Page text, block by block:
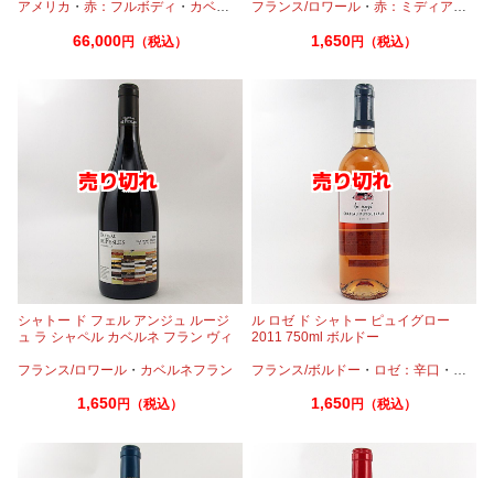
アメリカ ・ 赤：フルボディ ・ カベルネ ・カベルネフラン・ プティヴェルド・
66,000円（税込）
フランス/ロワール ・赤：ミディアムボディ
1,650円（税込）
シャトー ド フェル アンジュ ルージ
ュ ラ シャペル カベルネ フラン ヴィ
フランス/ロワール ・ カベルネフラン
1,650円（税込）
ル ロゼ ド シャトー ピュイグロー
2011 750ml ボルドー
フランス/ボルドー ・ ロゼ：辛口 ・
1,650円（税込）